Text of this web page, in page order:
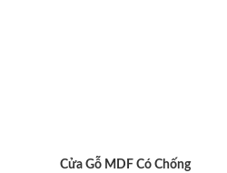
Cửa Gỗ MDF Có Chống